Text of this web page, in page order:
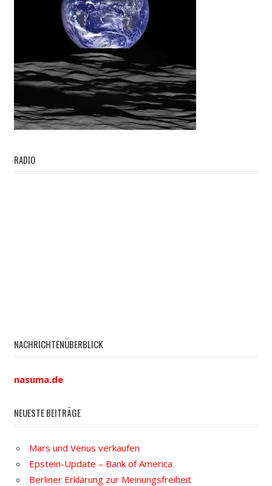
RADIO
NACHRICHTENÜBERBLICK
nasuma.de
NEUESTE BEITRÄGE
Mars und Venus verkaufen
Epstein-Update – Bank of America
Berliner Erklärung zur Meinungsfreiheit